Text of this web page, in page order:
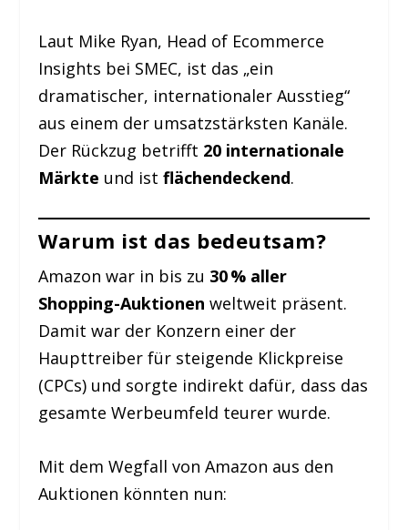
Laut Mike Ryan, Head of Ecommerce
Insights bei SMEC, ist das „ein
dramatischer, internationaler Ausstieg“
aus einem der umsatzstärksten Kanäle.
Der Rückzug betrifft 20 internationale
Märkte und istflächendeckend.
Warum ist das bedeutsam?
Amazon war in bis zu 30 % aller
Shopping-Auktionen weltweit präsent.
Damit war der Konzern einer der
Haupttreiber für steigende Klickpreise
(CPCs) und sorgte indirekt dafür, dass das
gesamte Werbeumfeld teurer wurde.
Mit dem Wegfall von Amazon aus den
Auktionen könnten nun: